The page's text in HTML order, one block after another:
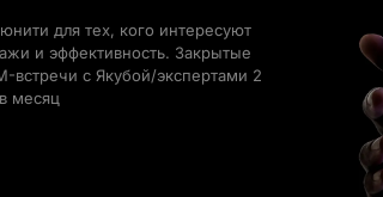
для тех, кого интересуют
и эффективность. Закрытые
встречи с Якубой/экспертами 2
месяц